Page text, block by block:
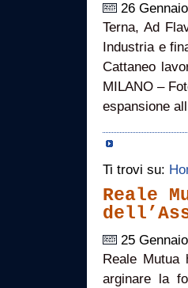
26
Terna, Ad
Industria e
Cattaneo
MILANO –
espansione
Ti trovi su:
Reale
25
Reale
arginare la